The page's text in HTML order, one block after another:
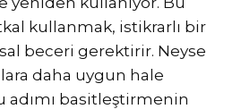
kullanmak, istikrarlı bir
beceri gerektirir. Neyse
daha uygun hale
basitleştirmenin